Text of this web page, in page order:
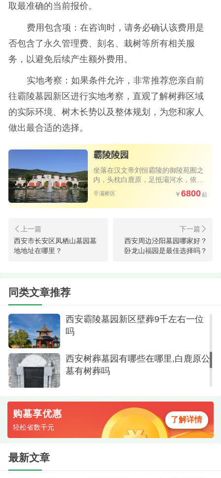
取最准确的当前报价。
费用包含项：在咨询时，请务必确认该费用是
否包含了永久管理费、刻名、栽树等所有相关服
务，以避免后续产生额外费用。
实地考察：如果条件允许，非常推荐您亲自前
往霸陵墓园新区进行实地考察，直观了解树葬区域
的实际环境、树木长势以及整体规划，为您和家人
做出最合适的选择。
霸陵陵园
坐落在汉文帝刘恒霸陵的御陵苑囿之
内，头枕白鹿原，足抵灞河水，依缓
缓的塬势而建，坐南向北，气势恢宏
灞桥区 6800
西安市长安区凤栖山墓园墓
地地址在哪里？
西安周边泾阳墓园哪家好？
卧龙山福园是最佳选择吗？
同类文章推荐
西安市灞桥区公墓有哪几处？西安灞
桥墓园价格参考
西安霸陵墓园新区壁葬9千左右一位
吗
西安树葬墓园有哪些在哪里,白鹿原公
墓有树葬吗
购墓享优惠
轻松省数千元
了解详情
最新文章